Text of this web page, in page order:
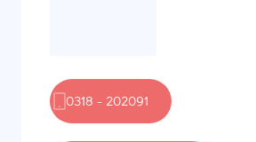
0318 - 202091